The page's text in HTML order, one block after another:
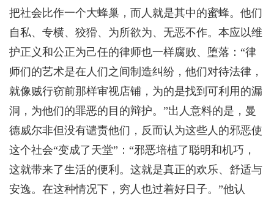
把社会比作一个大蜂巢，而人就是其中的蜜蜂。他们
自私、专横、狡猾、为所欲为、无恶不作。本应以维
护正义和公正为己任的律师也一样腐败、堕落：“律
师们的艺术是在人们之间制造纠纷，他们对待法律，
就像贼行窃前那样审视店铺，为的是找到可利用的漏
洞，为他们的罪恶的目的辩护。”出人意料的是，曼
德威尔非但没有谴责他们，反而认为这些人的邪恶使
这个社会“变成了天堂”：“邪恶培植了聪明和机巧，
这就带来了生活的便利。这就是真正的欢乐、舒适与
安逸。在这种情况下，穷人也过着好日子。”他认